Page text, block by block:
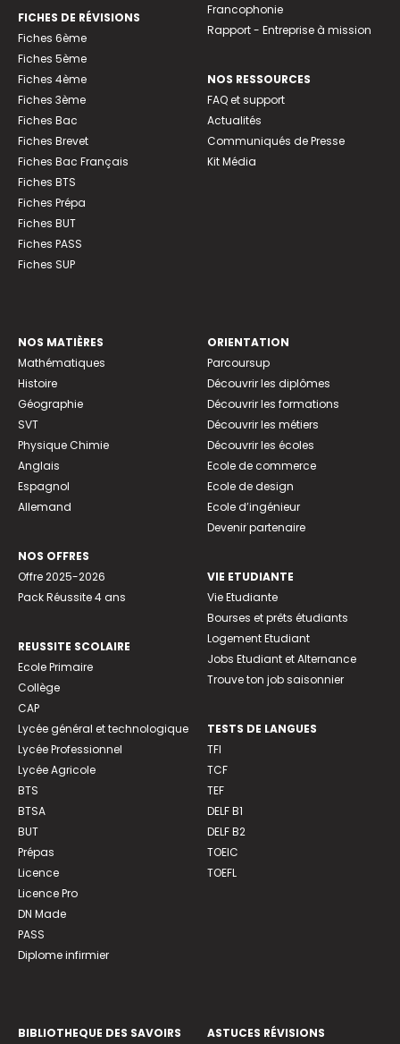
FICHES DE RÉVISIONS
Fiches 6ème
Fiches 5ème
Fiches 4ème
Fiches 3ème
Fiches Bac
Fiches Brevet
Fiches Bac Français
Fiches BTS
Fiches Prépa
Fiches BUT
Fiches PASS
Fiches SUP
Francophonie
Rapport - Entreprise à mission
NOS RESSOURCES
FAQ et support
Actualités
Communiqués de Presse
Kit Média
NOS MATIÈRES
Mathématiques
Histoire
Géographie
SVT
Physique Chimie
Anglais
Espagnol
Allemand
NOS OFFRES
Offre 2025-2026
Pack Réussite 4 ans
REUSSITE SCOLAIRE
Ecole Primaire
Collège
CAP
Lycée général et technologique
Lycée Professionnel
Lycée Agricole
BTS
BTSA
BUT
Prépas
Licence
Licence Pro
DN Made
PASS
Diplome infirmier
ORIENTATION
Parcoursup
Découvrir les diplômes
Découvrir les formations
Découvrir les métiers
Découvrir les écoles
Ecole de commerce
Ecole de design
Ecole d’ingénieur
Devenir partenaire
VIE ETUDIANTE
Vie Etudiante
Bourses et prêts étudiants
Logement Etudiant
Jobs Etudiant et Alternance
Trouve ton job saisonnier
TESTS DE LANGUES
TFI
TCF
TEF
DELF B1
DELF B2
TOEIC
TOEFL
BIBLIOTHEQUE DES SAVOIRS
ASTUCES RÉVISIONS